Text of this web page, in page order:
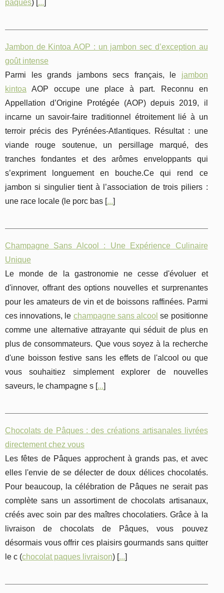
paques) [...]
Jambon de Kintoa AOP : un jambon sec d’exception au
goût intense
Parmi les grands jambons secs français, le jambon
kintoa AOP occupe une place à part. Reconnu en
Appellation d’Origine Protégée (AOP) depuis 2019, il
incarne un savoir-faire traditionnel étroitement lié à un
terroir précis des Pyrénées-Atlantiques. Résultat : une
viande rouge soutenue, un persillage marqué, des
tranches fondantes et des arômes enveloppants qui
s’expriment longuement en bouche.Ce qui rend ce
jambon si singulier tient à l’association de trois piliers :
une race locale (le porc bas [...]
Champagne Sans Alcool : Une Expérience Culinaire
Unique
Le monde de la gastronomie ne cesse d'évoluer et
d'innover, offrant des options nouvelles et surprenantes
pour les amateurs de vin et de boissons raffinées. Parmi
ces innovations, le champagne sans alcool se positionne
comme une alternative attrayante qui séduit de plus en
plus de consommateurs. Que vous soyez à la recherche
d'une boisson festive sans les effets de l'alcool ou que
vous souhaitiez simplement explorer de nouvelles
saveurs, le champagne s [...]
Chocolats de Pâques : des créations artisanales livrées
directement chez vous
Les fêtes de Pâques approchent à grands pas, et avec
elles l'envie de se délecter de doux délices chocolatés.
Pour beaucoup, la célébration de Pâques ne serait pas
complète sans un assortiment de chocolats artisanaux,
créés avec soin par des maîtres chocolatiers. Grâce à la
livraison de chocolats de Pâques, vous pouvez
désormais vous offrir ces plaisirs gourmands sans quitter
le c (chocolat paques livraison) [...]